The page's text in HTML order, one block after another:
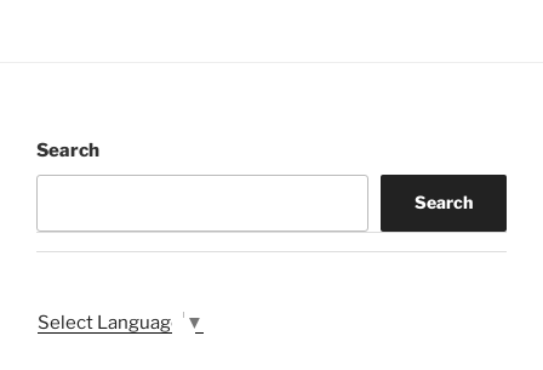
Search
Search
Select Language ▼